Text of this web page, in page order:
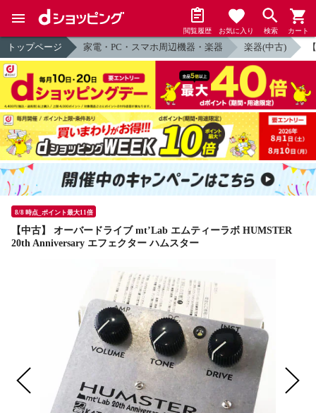
閲覧履歴 お気に入り 検索 カート
トップページ 家電・PC・スマホ周辺機器・楽器 楽器(中古)
8/8 時点_ポイント最大11倍
【中古】 オーバードライブ mt’Lab エムティーラボ HUMSTER
20th Anniversary エフェクター ハムスター